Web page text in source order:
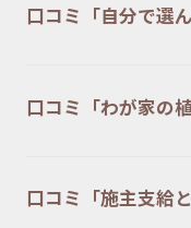
口コミ「自分で選
口コミ「わが家の
口コミ「施主支給